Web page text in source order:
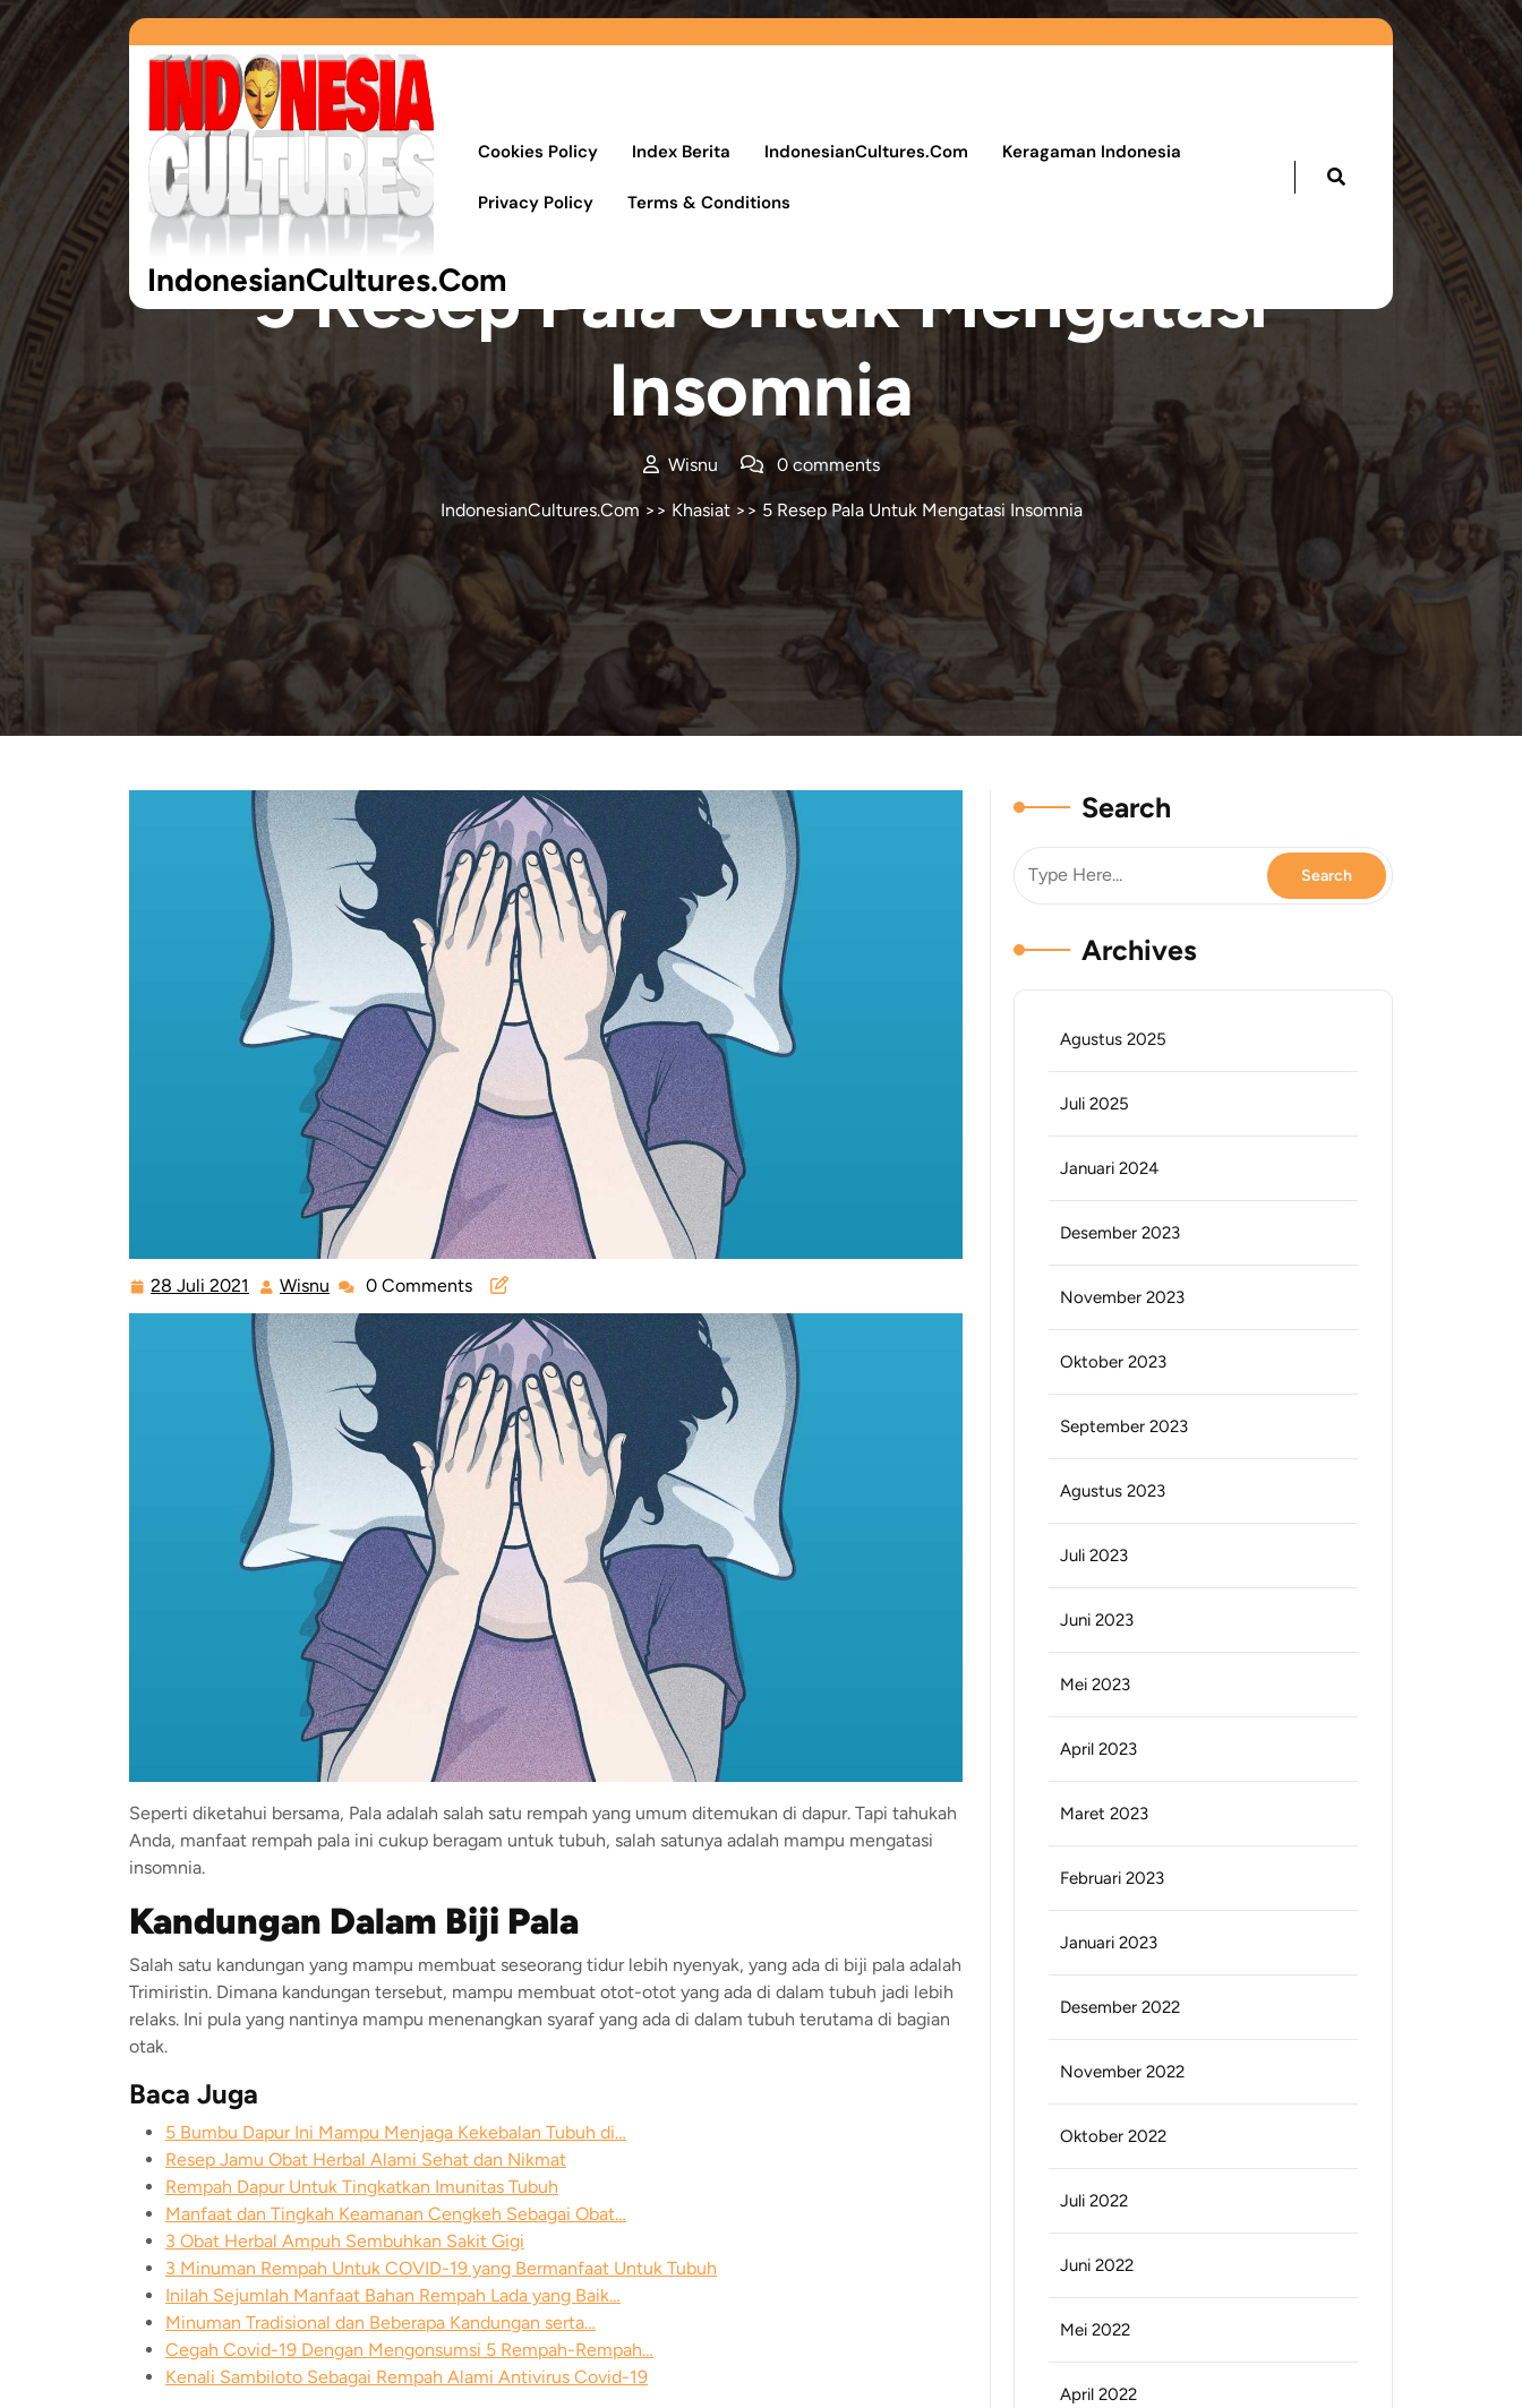
IndonesianCultures.Com
Cookies Policy Index Berita IndonesianCultures.Com Keragaman Indonesia
Privacy Policy Terms & Conditions
5 Resep Pala Untuk Mengatasi
Insomnia
Wisnu 0 comments
IndonesianCultures.Com>> Khasiat>> 5 Resep Pala Untuk Mengatasi Insomnia
28 Juli 2021 Wisnu 0 Comments
Seperti diketahui bersama, Pala adalah salah satu rempah yang umum ditemukan di dapur. Tapi tahukah
Anda, manfaat rempah pala ini cukup beragam untuk tubuh, salah satunya adalah mampu mengatasi
insomnia.
Kandungan Dalam Biji Pala
Salah satu kandungan yang mampu membuat seseorang tidur lebih nyenyak, yang ada di biji pala adalah
Trimiristin. Dimana kandungan tersebut, mampu membuat otot-otot yang ada di dalam tubuh jadi lebih
relaks. Ini pula yang nantinya mampu menenangkan syaraf yang ada di dalam tubuh terutama di bagian
otak.
Baca Juga
5 Bumbu Dapur Ini Mampu Menjaga Kekebalan Tubuh di…
Resep Jamu Obat Herbal Alami Sehat dan Nikmat
Rempah Dapur Untuk Tingkatkan Imunitas Tubuh
Manfaat dan Tingkah Keamanan Cengkeh Sebagai Obat…
3 Obat Herbal Ampuh Sembuhkan Sakit Gigi
3 Minuman Rempah Untuk COVID-19 yang Bermanfaat Untuk Tubuh
Inilah Sejumlah Manfaat Bahan Rempah Lada yang Baik…
Minuman Tradisional dan Beberapa Kandungan serta…
Cegah Covid-19 Dengan Mengonsumsi 5 Rempah-Rempah…
Kenali Sambiloto Sebagai Rempah Alami Antivirus Covid-19
Search
Archives
Agustus 2025
Juli 2025
Januari 2024
Desember 2023
November 2023
Oktober 2023
September 2023
Agustus 2023
Juli 2023
Juni 2023
Mei 2023
April 2023
Maret 2023
Februari 2023
Januari 2023
Desember 2022
November 2022
Oktober 2022
Juli 2022
Juni 2022
Mei 2022
April 2022